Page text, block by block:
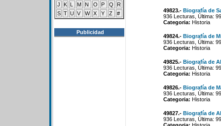
J
K L M N O P Q
R
S T U V W X Y Z #
Publicidad
49823.- Biografía de
936 Lecturas, Última:
Categoria: Historia
49824.- Biografía de
936 Lecturas, Última:
Categoria: Historia
49825.- Biografía de
936 Lecturas, Última:
Categoria: Historia
49826.- Biografía de
936 Lecturas, Última:
Categoria: Historia
49827.- Biografía de
936 Lecturas, Última: